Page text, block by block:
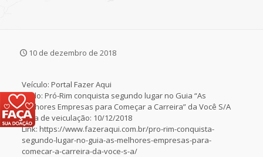
10 de dezembro de 2018
Veículo: Portal Fazer Aqui
Título: Pró-Rim conquista segundo lugar no Guia “As
Melhores Empresas para Começar a Carreira” da Você S/A
Data de veiculação: 10/12/2018
Link: https://www.fazeraqui.com.br/pro-rim-conquista-
segundo-lugar-no-guia-as-melhores-empresas-para-
comecar-a-carreira-da-voce-s-a/